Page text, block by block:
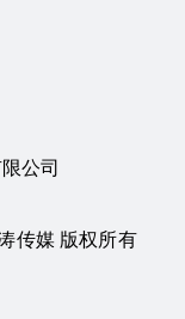
公司
传媒 版权所有